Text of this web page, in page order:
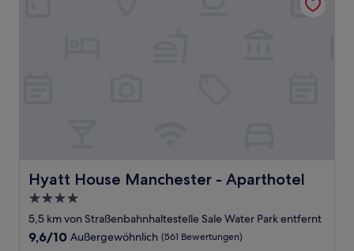
Hyatt House Manchester - Aparthotel
Hyatt House Manchester - Aparthotel
4.0-
Sterne-
Unterkunft
5,5 km von Straßenbahnhaltestelle Sale Water Park entfernt
9.6
9,6/10 Außergewöhnlich (561 Bewertungen)